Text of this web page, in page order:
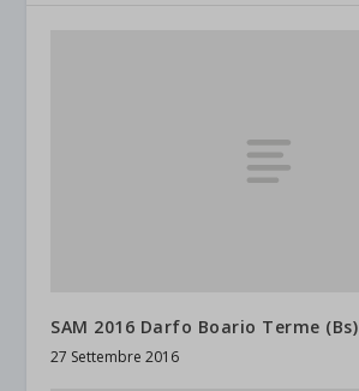
SAM 2016 Darfo Boario Terme (Bs)
27 Settembre 2016